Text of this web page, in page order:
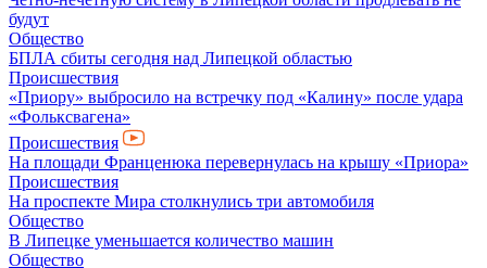
будут
Общество
БПЛА сбиты сегодня над Липецкой областью
Происшествия
«Приору» выбросило на встречку под «Калину» после удара
«Фольксвагена»
Происшествия
На площади Франценюка перевернулась на крышу «Приора»
Происшествия
На проспекте Мира столкнулись три автомобиля
Общество
В Липецке уменьшается количество машин
Общество